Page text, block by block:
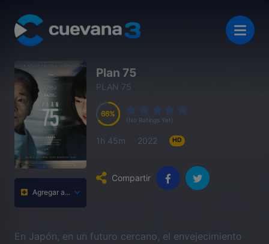
Agregar a...
Plan 75
PLAN 75
66
66
66
66
(No Ratings Yet)
1h 45m 2022 HD
Compartir
En Japón, en un futuro cercano, el envejecimiento